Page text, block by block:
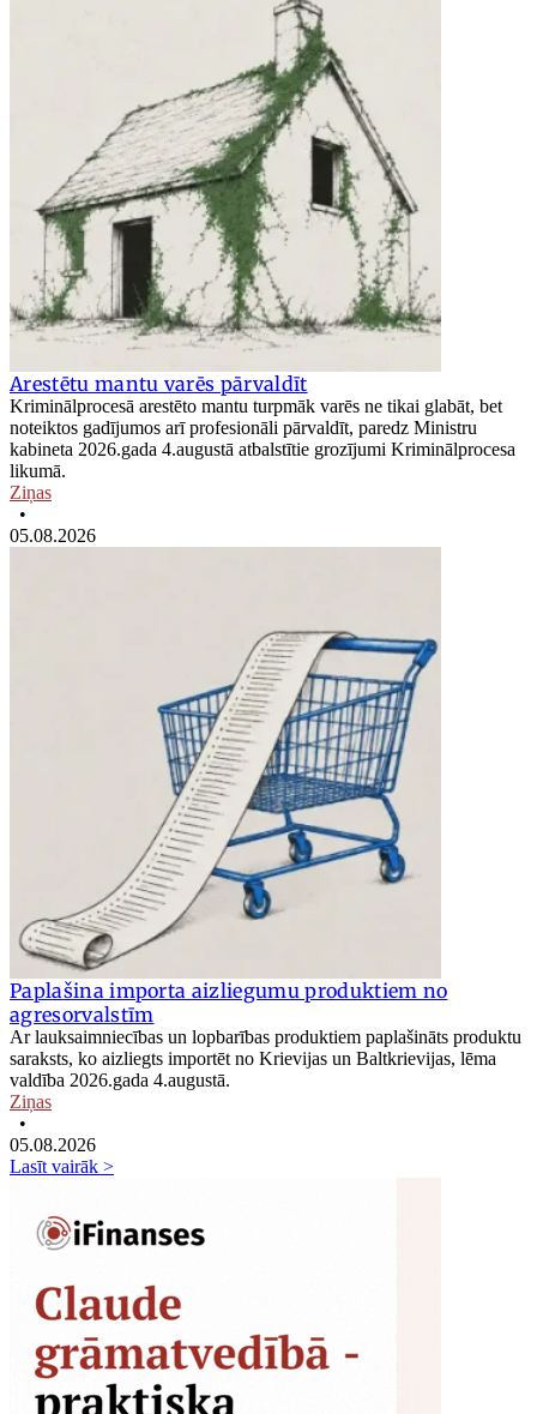
Arestētu mantu varēs pārvaldīt
Kriminālprocesā arestēto mantu turpmāk varēs ne tikai glabāt, bet
noteiktos gadījumos arī profesionāli pārvaldīt, paredz Ministru
kabineta 2026.gada 4.augustā atbalstītie grozījumi Kriminālprocesa
likumā.
Ziņas
•
05.08.2026
Paplašina importa aizliegumu produktiem no
agresorvalstīm
Ar lauksaimniecības un lopbarības produktiem paplašināts produktu
saraksts, ko aizliegts importēt no Krievijas un Baltkrievijas, lēma
valdība 2026.gada 4.augustā.
Ziņas
•
05.08.2026
Lasīt vairāk >